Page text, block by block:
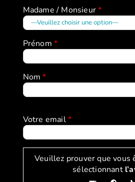
Madame / Monsieur*
Prénom *
Nom*
Votre email*
Veuillez prouver que vous
sélectionnant